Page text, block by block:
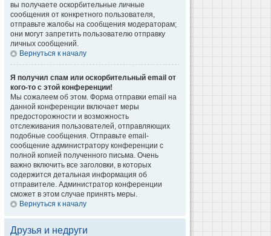
вы получаете оскорбительные личные
сообщения от конкретного пользователя,
отправьте жалобы на сообщения модераторам;
они могут запретить пользователю отправку
личных сообщений.
Вернуться к началу
Я получил спам или оскорбительный email от
кого-то с этой конференции!
Мы сожалеем об этом. Форма отправки email на
данной конференции включает меры
предосторожности и возможность
отслеживания пользователей, отправляющих
подобные сообщения. Отправьте email-
сообщение администратору конференции с
полной копией полученного письма. Очень
важно включить все заголовки, в которых
содержится детальная информация об
отправителе. Администратор конференции
сможет в этом случае принять меры.
Вернуться к началу
Друзья и недруги